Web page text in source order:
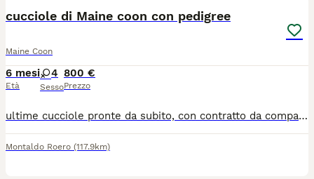
cucciole di Maine coon con pedigree
Maine Coon
6 mesi
Età
4
Sesso
800 €
Prezzo
ultime cucciole pronte da subito, con contratto da compagnia, pedigree wfs/afsi, microchip, vaccini, suso lettiera e socializzato con cani
Montaldo Roero (117.9km)